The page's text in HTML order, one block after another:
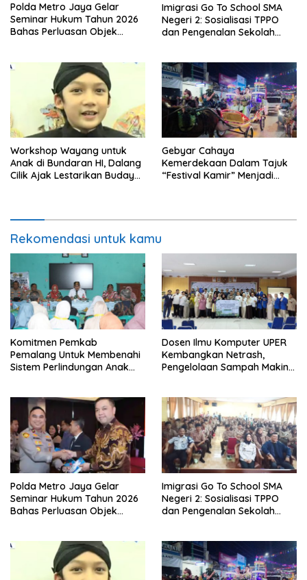
Polda Metro Jaya Gelar
Seminar Hukum Tahun 2026
Bahas Perluasan Objek
Imigrasi Go To School SMA
Negeri 2: Sosialisasi TPPO
dan Pengenalan Sekolah
Workshop Wayang untuk
Anak di Bundaran HI, Dalang
Cilik Ajak Lestarikan Budaya
Gebyar Cahaya
Kemerdekaan Dalam Tajuk
“Festival Kamir” Menjadi
Rekomendasi untuk kamu
Komitmen Pemkab
Pemalang Untuk Membenahi
Sistem Perlindungan Anak
Dosen Ilmu Komputer UPER
Kembangkan Netrash,
Pengelolaan Sampah Makin
Polda Metro Jaya Gelar
Seminar Hukum Tahun 2026
Bahas Perluasan Objek
Imigrasi Go To School SMA
Negeri 2: Sosialisasi TPPO
dan Pengenalan Sekolah